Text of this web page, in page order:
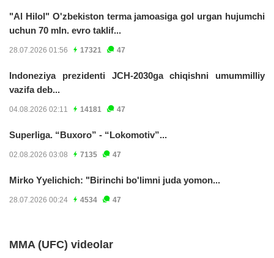
"Al Hilol" O'zbekiston terma jamoasiga gol urgan hujumchi
uchun 70 mln. evro taklif...
28.07.2026 01:56 17321 47
Indoneziya prezidenti JCH-2030ga chiqishni umummilliy
vazifa deb...
04.08.2026 02:11 14181 47
Superliga. “Buxoro” - “Lokomotiv”...
02.08.2026 03:08 7135 47
Mirko Yyelichich: "Birinchi bo'limni juda yomon...
28.07.2026 00:24 4534 47
MMA (UFC) videolar